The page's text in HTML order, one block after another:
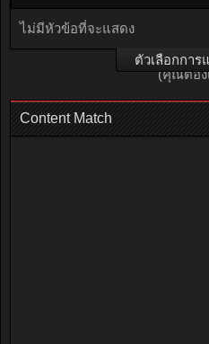
ไม่มีหัวข้อที่จะแสดง
ตัวเลือกการ
(คุณต้อง
Content Match